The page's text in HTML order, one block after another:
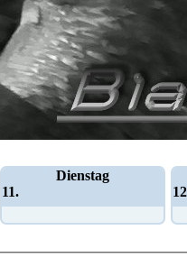
Dienstag
11.